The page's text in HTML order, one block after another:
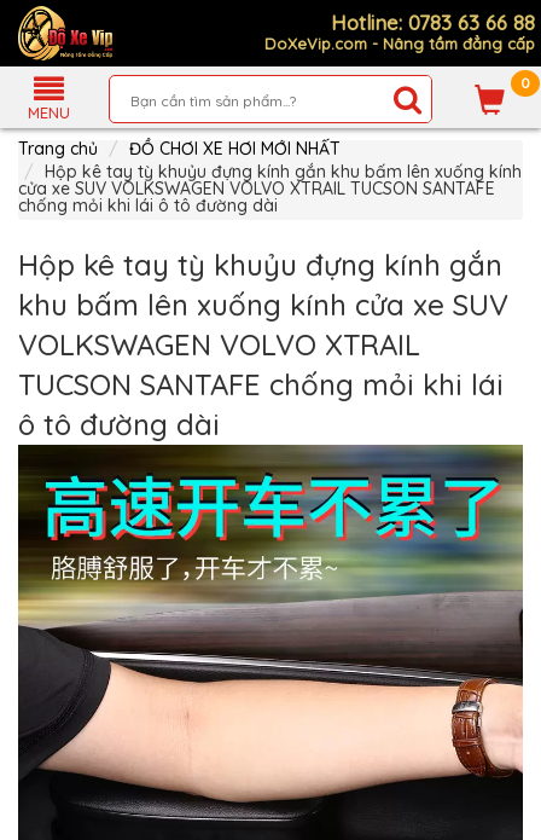
Hotline: 0783 63 66 88
DoXeVip.com - Nâng tầm đẳng cấp
MENU
0
Giới
Thiệu
Sản
Phẩm
Hướng
Mua
Hàng
Chính
Sách
Thanh
Xe
Mới
Liên
hệ
MUA
NHIỀU
NHẤT
KIA
TOYOTA
HONDA
MAZDA
SUBARU
Trang chủ
ĐỒ CHƠI XE HƠI MỚI NHẤT
Hộp kê tay tỳ khuỷu đựng kính gắn khu bấm lên xuống kính
cửa xe SUV VOLKSWAGEN VOLVO XTRAIL TUCSON SANTAFE
chống mỏi khi lái ô tô đường dài
Hộp kê tay tỳ khuỷu đựng kính gắn
khu bấm lên xuống kính cửa xe SUV
VOLKSWAGEN VOLVO XTRAIL
TUCSON SANTAFE chống mỏi khi lái
ô tô đường dài